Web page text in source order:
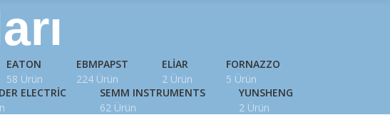
EATON
58 Ürün
EBMPAPST
224 Ürün
ELIAR
2 Ürün
FORNAZZO
5 Ürün
ELECTRIC
SEMM INSTRUMENTS
62 Ürün
YUNSHENG
2 Ürün